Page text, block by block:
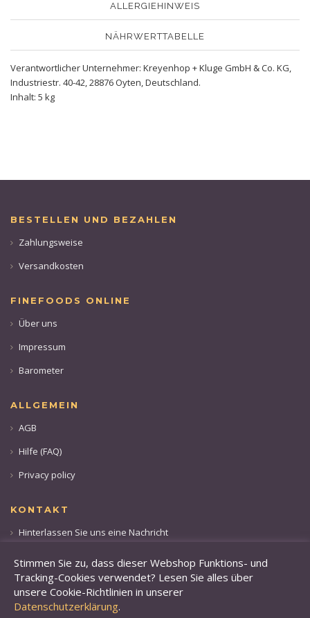
ALLERGIEHINWEIS
NÄHRWERTTABELLE
Verantwortlicher Unternehmer: Kreyenhop + Kluge GmbH & Co. KG,
Industriestr. 40-42, 28876 Oyten, Deutschland.
Inhalt: 5 kg
BESTELLEN UND BEZAHLEN
Zahlungsweise
Versandkosten
FINEFOODS ONLINE
Über uns
Impressum
Barometer
ALLGEMEIN
AGB
Hilfe (FAQ)
Privacy policy
KONTAKT
Hinterlassen Sie uns eine Nachricht
Stimmen Sie zu, dass dieser Webshop Funktions- und
Tracking-Cookies verwendet? Lesen Sie alles über
unsere Cookie-Richtlinien in unserer
Datenschutzerklärung.